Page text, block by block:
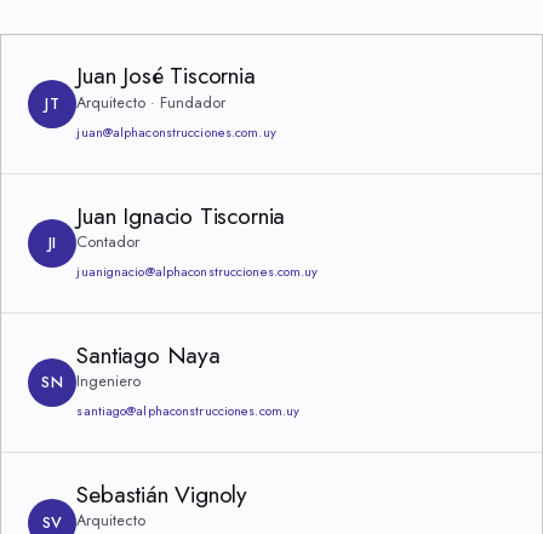
JT
Juan José Tiscornia
Arquitecto · Fundador
juan@alphaconstrucciones.com.uy
JI
Juan Ignacio Tiscornia
Contador
juanignacio@alphaconstrucciones.com.uy
SN
Santiago Naya
Ingeniero
santiago@alphaconstrucciones.com.uy
SV
Sebastián Vignoly
Arquitecto